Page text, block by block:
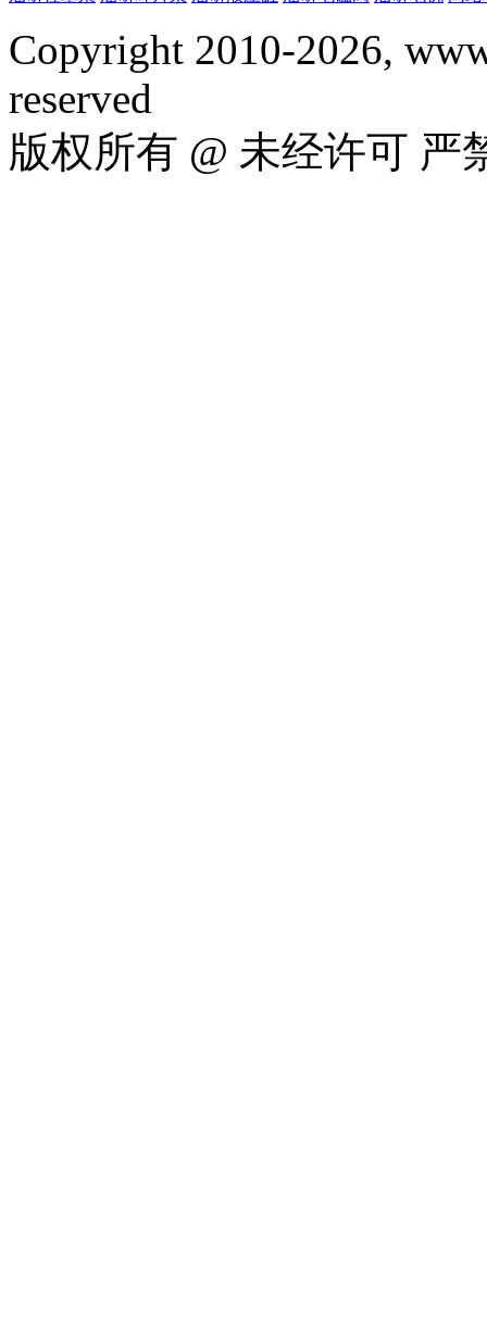
Copyright 2010-2026,
reserved
版权所有 @ 未经许可 严